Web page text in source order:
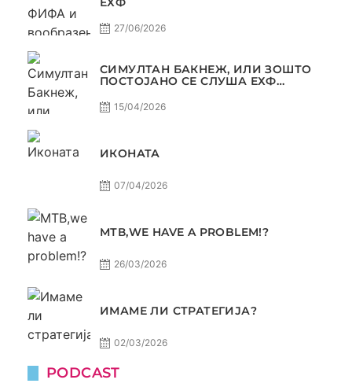
27/06/2026
СИМУЛТАН БАКНЕЖ, ИЛИ ЗОШТО
ПОСТОЈАНО СЕ СЛУША ЕХФ
15/04/2026
ИКОНАТА
07/04/2026
МТВ,WE HAVE A PROBLEM!?
26/03/2026
ИМАМЕ ЛИ СТРАТЕГИЈА?
02/03/2026
PODCAST